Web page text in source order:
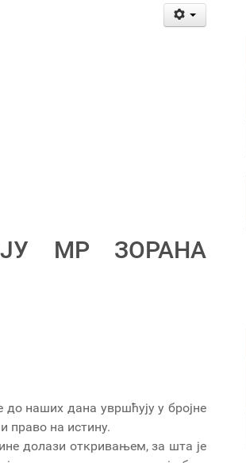
МР ЗОРАНА
наших дана увршћују у бројне
право на истину.
долази откривањем, за шта је